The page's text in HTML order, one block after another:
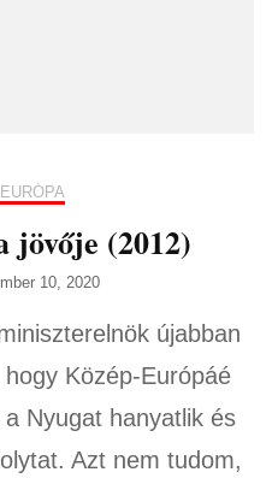
jövője (2012)
10, 2020
újabban
Közép-Európáé
Nyugat hanyatlik és
Azt nem tudom,